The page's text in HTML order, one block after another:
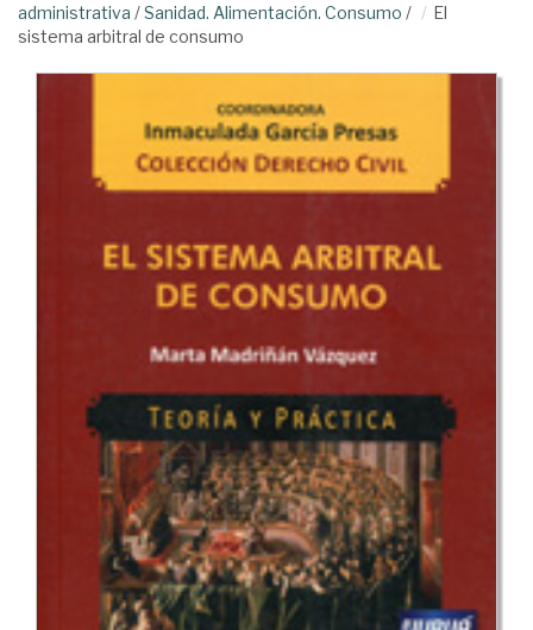
administrativa /Sanidad. Alimentación. Consumo /
El
sistema arbitral de consumo